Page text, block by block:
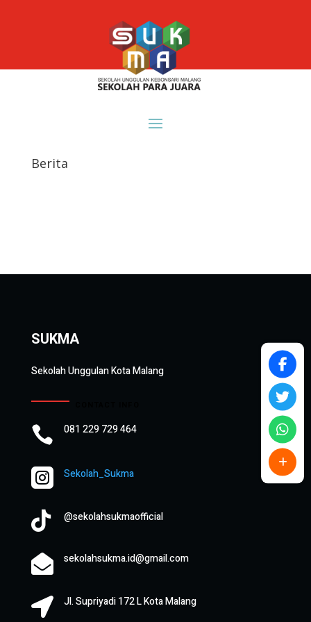
Berita
SUKMA
Sekolah Unggulan Kota Malang
 081 229 729 464
 Sekolah_Sukma
 @sekolahsukmaofficial
 sekolahsukma.id@gmail.com
 Jl. Supriyadi 172 L Kota Malang